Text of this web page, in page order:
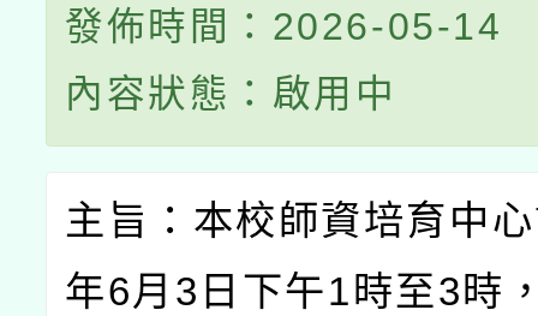
發佈時間：2026-05-14
內容狀態：啟用中
主旨：本校師資培育中
年6月 3 日下午1 時至3時